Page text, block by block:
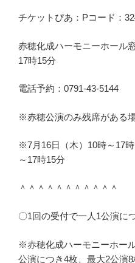
チケットぴあ：Pコード：
赤穂化成ハーモニーホー
17時15分
電話予約：0791-43-5144
※赤穂公演のみ残席がある
※7月16日（木）10時～17
～17時15分
＾＾＾＾＾＾＾＾＾＾＾
〇1回の受付で一人1公演に
※赤穂化成ハーモニーホー
公演につき4枚、最大2公演